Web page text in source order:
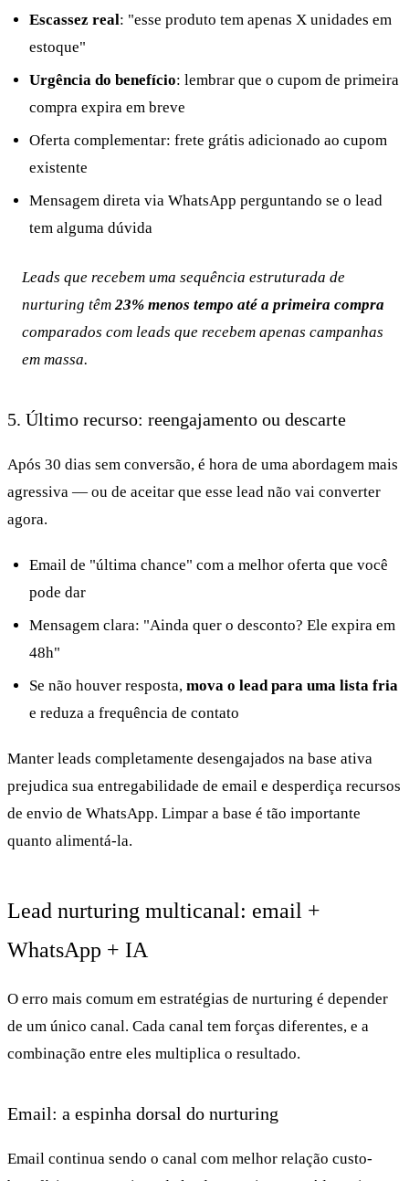
Escassez real: "esse produto tem apenas X unidades em
estoque"
Urgência do benefício: lembrar que o cupom de primeira
compra expira em breve
Oferta complementar: frete grátis adicionado ao cupom
existente
Mensagem direta via WhatsApp perguntando se o lead
tem alguma dúvida
Leads que recebem uma sequência estruturada de
nurturing têm23% menos tempo até a primeira compra
comparados com leads que recebem apenas campanhas
em massa.
5. Último recurso: reengajamento ou descarte
Após 30 dias sem conversão, é hora de uma abordagem mais
agressiva — ou de aceitar que esse lead não vai converter
agora.
Email de "última chance" com a melhor oferta que você
pode dar
Mensagem clara: "Ainda quer o desconto? Ele expira em
48h"
Se não houver resposta, mova o lead para uma lista fria
e reduza a frequência de contato
Manter leads completamente desengajados na base ativa
prejudica sua entregabilidade de email e desperdiça recursos
de envio de WhatsApp. Limpar a base é tão importante
quanto alimentá-la.
Lead nurturing multicanal: email +
WhatsApp + IA
O erro mais comum em estratégias de nurturing é depender
de um único canal. Cada canal tem forças diferentes, e a
combinação entre eles multiplica o resultado.
Email: a espinha dorsal do nurturing
Email continua sendo o canal com melhor relação custo-